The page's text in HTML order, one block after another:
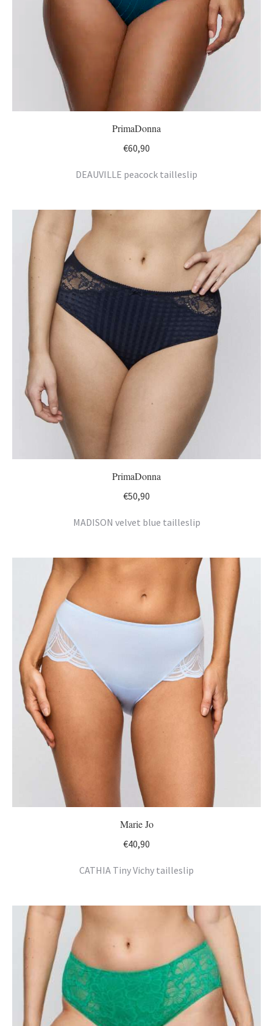
PrimaDonna
€60,90
DEAUVILLE peacock tailleslip
PrimaDonna
€50,90
MADISON velvet blue tailleslip
Marie Jo
€40,90
CATHIA Tiny Vichy tailleslip